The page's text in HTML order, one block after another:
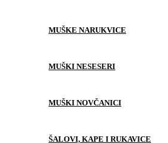
MUŠKE NARUKVICE
MUŠKI NESESERI
MUŠKI NOVČANICI
ŠALOVI, KAPE I RUKAVICE